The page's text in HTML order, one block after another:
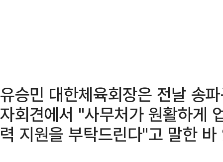
유승민 대한체육회장은 전날 송
자회견에서 "사무처가 원활하게
력 지원을 부탁드린다"고 말한 바